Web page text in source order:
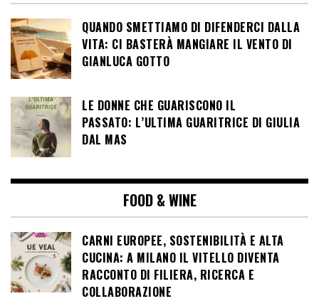
QUANDO SMETTIAMO DI DIFENDERCI DALLA
VITA: CI BASTERÀ MANGIARE IL VENTO DI
GIANLUCA GOTTO
LE DONNE CHE GUARISCONO IL
PASSATO: L’ULTIMA GUARITRICE DI GIULIA
DAL MAS
FOOD & WINE
CARNI EUROPEE, SOSTENIBILITÀ E ALTA
CUCINA: A MILANO IL VITELLO DIVENTA
RACCONTO DI FILIERA, RICERCA E
COLLABORAZIONE